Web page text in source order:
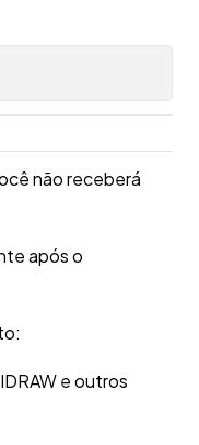
não receberá
após o
e outros